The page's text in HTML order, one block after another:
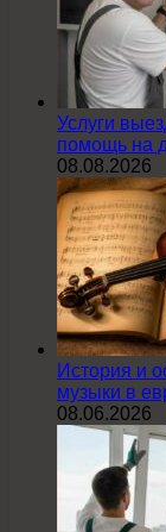
Услуги
помощь на
08.08.2026
История и
музыки в
08.06.2026